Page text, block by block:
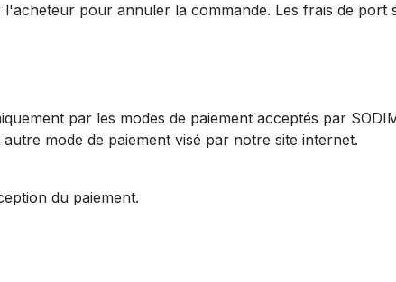
pour annuler la commande. Les frais de port
par les modes de paiement acceptés par
mode de paiement visé par notre site internet.
du paiement.